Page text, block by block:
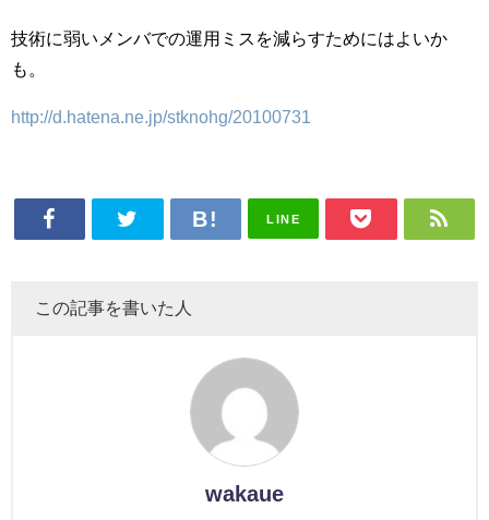
技術に弱いメンバでの運用ミスを減らすためにはよいか
も。
http://d.hatena.ne.jp/stknohg/20100731
LINE
この記事を書いた人
wakaue